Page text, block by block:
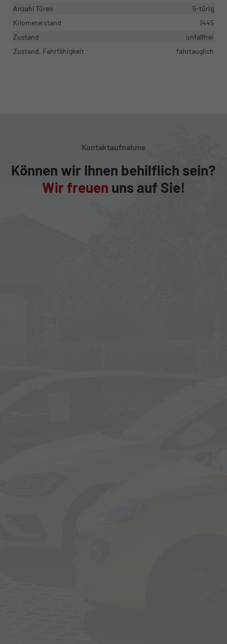
Anzahl Türen
5-türig
Kilometerstand
1445
Zustand
unfallfrei
Zustand, Fahrfähigkeit
fahrtauglich
Kontaktaufnahme
Können wir Ihnen behilflich sein?
Wir freuen uns auf Sie!